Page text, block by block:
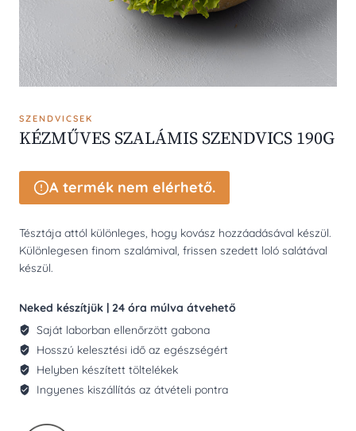
SZENDVICSEK
KÉZMŰVES SZALÁMIS SZENDVICS 190G
A termék nem elérhető.
Tésztája attól különleges, hogy kovász hozzáadásával készül.
Különlegesen finom szalámival, frissen szedett loló salátával
készül.
Neked készítjük | 24 óra múlva átvehető
Saját laborban ellenőrzött gabona
Hosszú kelesztési idő az egészségért
Helyben készített töltelékek
Ingyenes kiszállítás az átvételi pontra